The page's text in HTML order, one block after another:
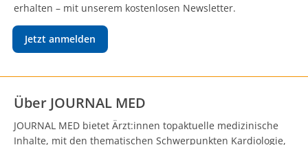
erhalten – mit unserem kostenlosen Newsletter.
Jetzt anmelden
Über JOURNAL MED
JOURNAL MED bietet Ärzt:innen topaktuelle medizinische
Inhalte, mit den thematischen Schwerpunkten Kardiologie,